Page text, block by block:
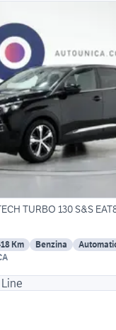
TURBO 130 S&S
Km Benzina